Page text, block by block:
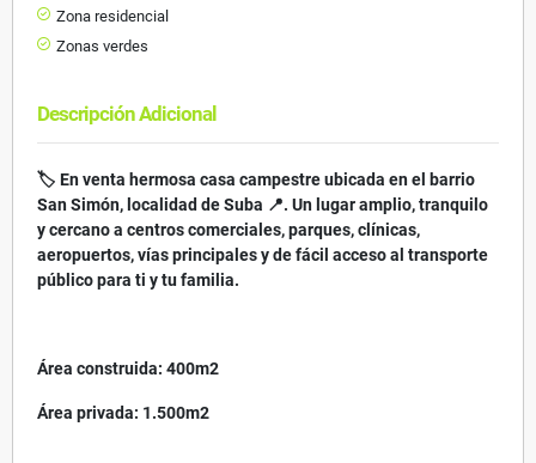
Zona residencial
Zonas verdes
Descripción Adicional
🏷 En venta hermosa casa campestre ubicada en el barrio
San Simón, localidad de Suba 📍. Un lugar amplio, tranquilo
y cercano a centros comerciales, parques, clínicas,
aeropuertos, vías principales y de fácil acceso al transporte
público para ti y tu familia.
Área construida: 400m2
Área privada: 1.500m2